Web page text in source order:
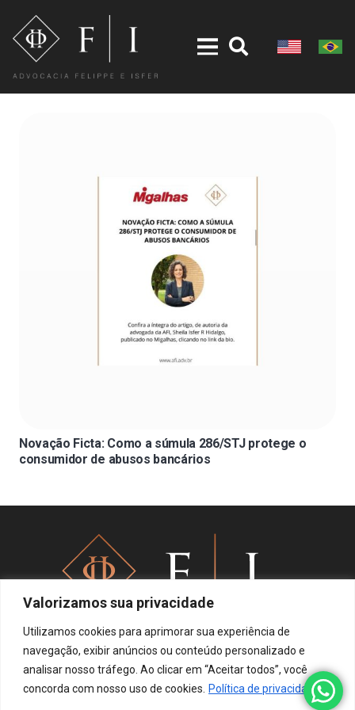
Valorizamos sua privacidade
Utilizamos cookies para aprimorar sua experiência de
navegação, exibir anúncios ou conteúdo personalizado e
analisar nosso tráfego. Ao clicar em “Aceitar todos”, você
concorda com nosso uso de cookies. Política de privacidade
Novação Ficta: Como a súmula 286/STJ protege o
consumidor de abusos bancários
Política de privacidade